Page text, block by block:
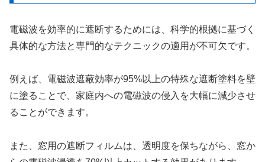
電磁波を効率的に遮断するためには、科学的根拠に基づく
具体的な方法と専門的なテクニックの適用が不可欠です。
例えば、電磁波遮蔽効率が95%以上の特殊な遮断塗料を壁
に塗ることで、家庭内への電磁波の侵入を大幅に減少させ
ることができます。
また、窓用の遮断フィルムは、透明度を保ちながら、窓か